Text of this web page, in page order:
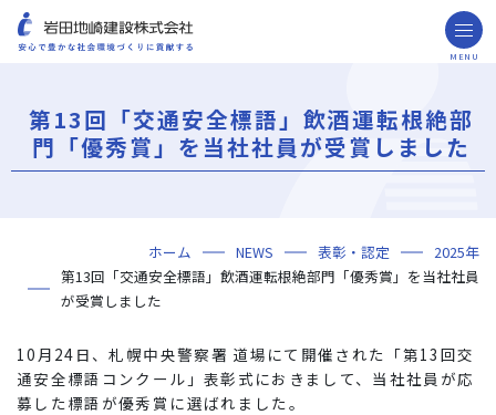
MENU
企業情報
ごあいさつ
ミッション・ビジョン・社訓
会社概要
組織図
役員一覧
沿革
岩田地崎の歴史
事業所一覧
関連会社
プレスリリース
財務情報
岩田地崎建設のCM
3分でわかる岩田地崎建設
用途区分から探す
GISマップシステム
Niseko Project
プロジェクトレポート
技術・ソリューション
技術
ソリューション
採用情報
NISEKO PROJECTS
第13回「交通安全標語」飲酒運転根絶部
門「優秀賞」を当社社員が受賞しました
ホーム NEWS 表彰・認定
2025年
第13回「交通安全標語」飲酒運転根絶部門「優秀賞」を当社社員
が受賞しました
10月24日、札幌中央警察署 道場にて開催された「第13回交
通安全標語コンクール」表彰式におきまして、当社社員が応
募した標語が優秀賞に選ばれました。